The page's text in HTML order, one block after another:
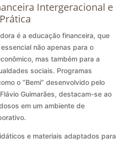
Intergeracional e
é a educação financeira, que
não apenas para o
mas também para a
sociais. Programas
o “Bemi” desenvolvido pelo
Guimarães, destacam-se ao
em um ambiente de
e materiais adaptados para